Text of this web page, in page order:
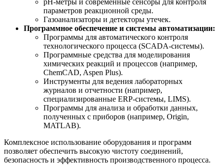
pH-метры и современные сенсоры для контроля
параметров реакционной среды.
Газоанализаторы и детекторы утечек.
Программное обеспечение и системы автоматизации:
Программы для автоматического контроля
технологического процесса (SCADA-системы).
Программные средства для моделирования
химических реакций и процессов (например,
ChemCAD, Aspen Plus).
Инструменты для ведения лабораторных
журналов и отчетности (например,
специализированные ERP-системы, LIMS).
Программы для анализа и обработки данных,
полученных с приборов (например, Origin,
MATLAB).
Комплексное использование оборудования и программ
позволяет обеспечить высокую чистоту соединений,
безопасность и эффективность производственного процесса.